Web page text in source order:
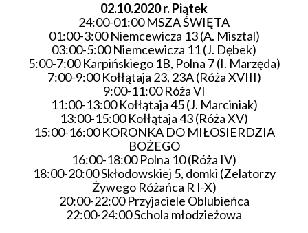
02.10.2020 r.Piątek
24:00-01:00 MSZA ŚWIĘTA
01:00-3:00 Niemcewicza 13 (A. Misztal)
03:00-5:00 Niemcewicza 11 (J. Dębek)
5:00-7:00 Karpińskiego 1B, Polna 7 (I. Marzęda)
7:00-9:00 Kołłątaja 23, 23A (Róża XVIII)
9:00-11:00 Róża VI
11:00-13:00 Kołłątaja 45 (J. Marciniak)
13:00-15:00 Kołłątaja 43 (Róża XV)
15:00-16:00 KORONKA DO MIŁOSIERDZIA
BOŻEGO
16:00-18:00 Polna 10 (Róża IV)
18:00-20:00 Skłodowskiej 5, domki (Zelatorzy
Żywego Różańca R I-X)
20:00-22:00 Przyjaciele Oblubieńca
22:00-24:00 Schola młodzieżowa